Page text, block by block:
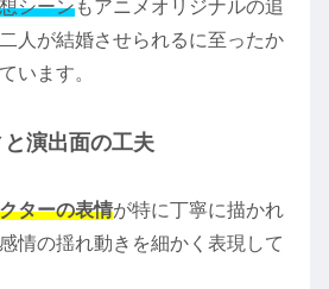
シーンもアニメオリジナルの追
人が結婚させられるに至ったか
います。
演出面の工夫
ターの表情が特に丁寧に描かれ
情の揺れ動きを細かく表現して